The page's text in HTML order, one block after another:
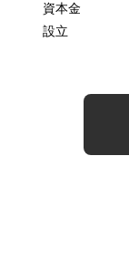
資本金
設立